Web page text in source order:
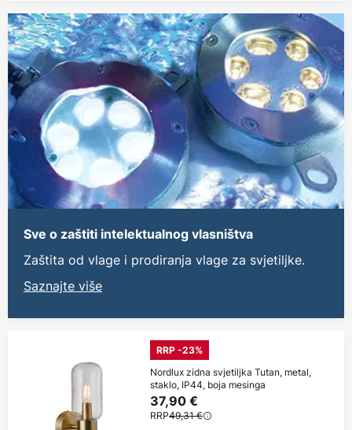
Sve o zaštiti intelektualnog vlasništva
Zaštita od vlage i prodiranja vlage za svjetiljke.
Saznajte više
RRP -23%
Nordlux zidna svjetiljka Tutan, metal,
staklo, IP44, boja mesinga
37,90 €
RRP49,31 €